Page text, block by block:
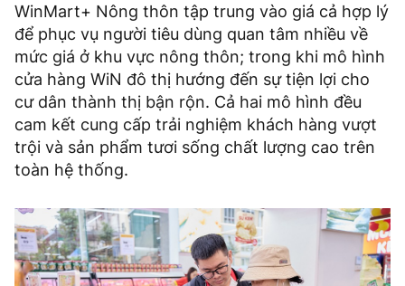
WinMart+ Nông thôn tập trung vào giá cả hợp lý
để phục vụ người tiêu dùng quan tâm nhiều về
mức giá ở khu vực nông thôn; trong khi mô hình
cửa hàng WiN đô thị hướng đến sự tiện lợi cho
cư dân thành thị bận rộn. Cả hai mô hình đều
cam kết cung cấp trải nghiệm khách hàng vượt
trội và sản phẩm tươi sống chất lượng cao trên
toàn hệ thống.